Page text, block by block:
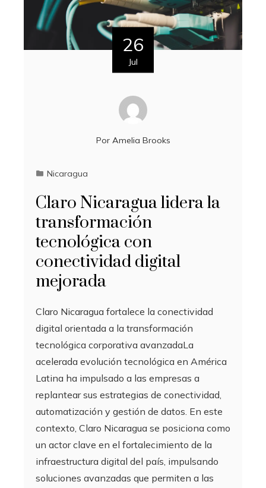
26
Jul
Por Amelia Brooks
Nicaragua
Claro Nicaragua lidera la
transformación
tecnológica con
conectividad digital
mejorada
Claro Nicaragua fortalece la conectividad
digital orientada a la transformación
tecnológica corporativa avanzadaLa
acelerada evolución tecnológica en América
Latina ha impulsado a las empresas a
replantear sus estrategias de conectividad,
automatización y gestión de datos. En este
contexto, Claro Nicaragua se posiciona como
un actor clave en el fortalecimiento de la
infraestructura digital del país, impulsando
soluciones avanzadas que permiten a las